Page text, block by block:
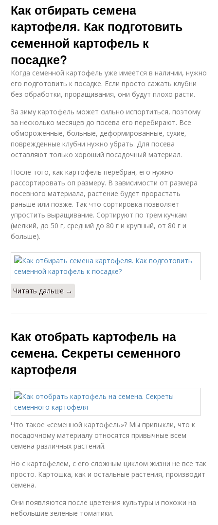
Как отбирать семена
картофеля. Как подготовить
семенной картофель к
посадке?
Когда семенной картофель уже имеется в наличии, нужно
его подготовить к посадке. Если просто сажать клубни
без обработки, проращивания, они будут плохо расти.
За зиму картофель может сильно испортиться, поэтому
за несколько месяцев до посева его перебирают. Все
обмороженные, больные, деформированные, сухие,
поврежденные клубни нужно убрать. Для посева
оставляют только хороший посадочный материал.
После того, как картофель перебран, его нужно
рассортировать оп размеру. В зависимости от размера
посевного материала, растение будет прорастать
раньше или позже. Так что сортировка позволяет
упростить выращивание. Сортируют по трем кучкам
(мелкий, до 50 г, средний до 80 г и крупный, от 80 г и
больше).
Читать дальше →
Как отобрать картофель на
семена. Секреты семенного
картофеля
Что такое «семенной картофель»? Мы привыкли, что к
посадочному материалу относятся привычные всем
семена различных растений.
Но с картофелем, с его сложным циклом жизни не все так
просто. Картошка, как и остальные растения, производит
семена.
Они появляются после цветения культуры и похожи на
небольшие зеленые томатики.